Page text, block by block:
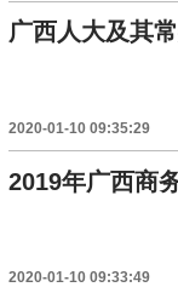
广西人大及其
2020-01-10 09:35:29
2019年广西商
2020-01-10 09:33:49